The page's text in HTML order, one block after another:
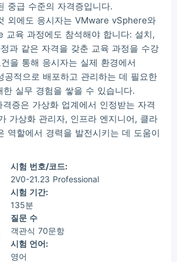
중급 수준의 자격증입니다.
외에도 응시자는 VMware vSphere와
교육 과정에도 참석해야 합니다: 설치,
과 같은 자격을 갖춘 교육 과정을 수강
을 통해 응시자는 실제 환경에서
적으로 배포하고 관리하는 데 필요한
실무 경험을 쌓을 수 있습니다.
증은 가상화 업계에서 인정받는 자격
가상화 관리자, 인프라 엔지니어, 클라
역할에서 경력을 발전시키는 데 도움이
시험 번호/코드:
2V0-21.23 Professional
시험 기간:
135분
질문 수
객관식 70문항
시험 언어:
영어